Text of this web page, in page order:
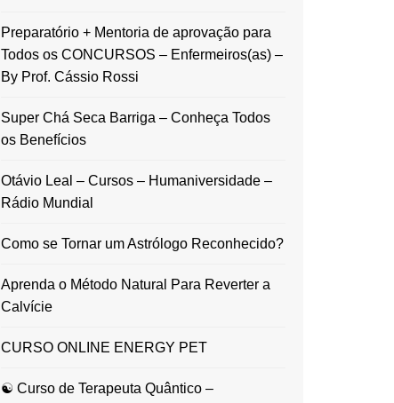
Preparatório + Mentoria de aprovação para
Todos os CONCURSOS – Enfermeiros(as) –
By Prof. Cássio Rossi
Super Chá Seca Barriga – Conheça Todos
os Benefícios
Otávio Leal – Cursos – Humaniversidade –
Rádio Mundial
Como se Tornar um Astrólogo Reconhecido?
Aprenda o Método Natural Para Reverter a
Calvície
CURSO ONLINE ENERGY PET
☯ Curso de Terapeuta Quântico –